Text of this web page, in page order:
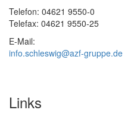
Telefon: 04621 9550-0
Telefax: 04621 9550-25
E-Mail:
info.schleswig@azf-gruppe.de
Links